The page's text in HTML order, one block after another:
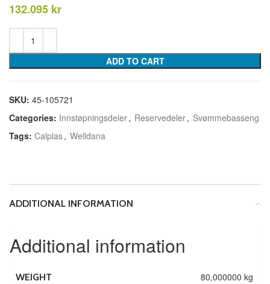
kr
ADD TO CART
SKU: 45-105721
Categories: Innstøpningsdeler, Reservedeler, Svømmebasseng
Tags: Calplas, Welldana
ADDITIONAL INFORMATION
Additional information
WEIGHT 80,000000 kg